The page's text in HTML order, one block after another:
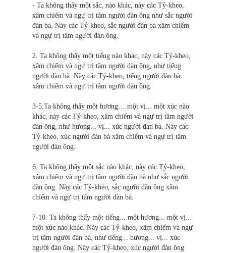
- Ta không thấy một sắc, nào khác, này các Tỷ-kheo,
xâm chiếm và ngự trị tâm người đàn ông như sắc người
đàn bà. Này các Tỷ-kheo, sắc người đàn bà xâm chiếm
và ngự trị tâm người đàn ông.
2. Ta không thấy một tiếng nào khác, này các Tỷ-kheo,
xâm chiếm và ngự trị tâm người đàn ông, như tiếng
người đàn bà. Này các Tỷ-kheo, tiếng người đàn bà
xâm chiếm và ngự trị tâm người đàn ông.
3-5.Ta không thấy một hương….một vị... một xúc nào
khác, này các Tỷ-kheo, xâm chiếm và ngự trị tâm người
đàn ông, như hương... vị... xúc người đàn bà. Này các
Tỷ-kheo, xúc người đàn bà xâm chiếm và ngự trị tâm
người đàn ông.
6. Ta không thấy một sắc nào khác, này các Tỷ-kheo,
xâm chiếm và ngự trị tâm người đàn bà như sắc người
đàn ông. Này các Tỷ-kheo, sắc người đàn ông xâm
chiếm và ngự trị tâm người đàn bà.
7-10. Ta không thấy một tiếng... một hương... một vị...
một xúc nào khác. Này các Tỷ-kheo, xâm chiếm và ngự
trị tâm người đàn bà, như tiếng... hương... vị... xúc
người đàn ông. Này các Tỷ-kheo, xúc người đàn ông